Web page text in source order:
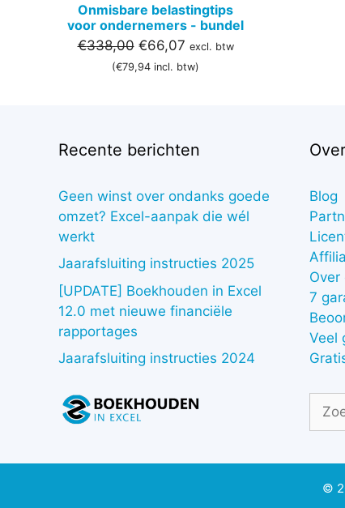
Onmisbare belastingtips
voor ondernemers - bundel
€338,00 Oorspronkelijke
prijs
€66,07Huidige
prijs
excl. btw
(€79,94 incl. btw)
Recente berichten
Geen winst over ondanks goede
omzet? Excel-aanpak die wél
werkt
Jaarafsluiting instructies 2025
[UPDATE] Boekhouden in Excel
12.0 met nieuwe financiële
rapportages
Jaarafsluiting instructies 2024
Over
Blog
Over
7
Veel
naar:
©